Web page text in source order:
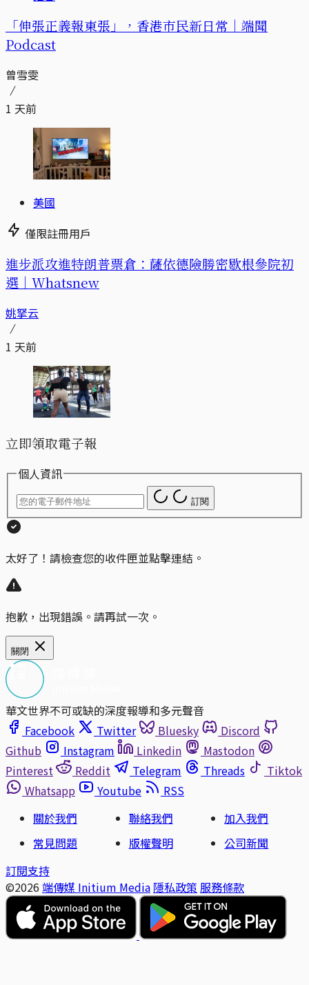
「伸張正義報東張」，香港市民新日常｜端聞
Podcast
曾雪雯
1 天前
美國
僅限註冊用戶
進步派攻進特朗普票倉：薩依德險勝密歇根參院初
選｜Whatsnew
姚拏云
1 天前
立即領取電子報
個人資訊
訂閱
太好了！請檢查您的收件匣並點擊連結。
抱歉，出現錯誤。請再試一次。
關閉
華文世界不可或缺的深度報導和多元聲音
Facebook
Twitter Bluesky
Discord
Github
Instagram Linkedin
Mastodon
Pinterest
Reddit Telegram Threads
Tiktok
Whatsapp
Youtube
RSS
關於我們
聯絡我們
加入我們
常見問題
版權聲明
公司新聞
訂閱支持
©2026 端傳媒 Initium Media 隱私政策 服務條款